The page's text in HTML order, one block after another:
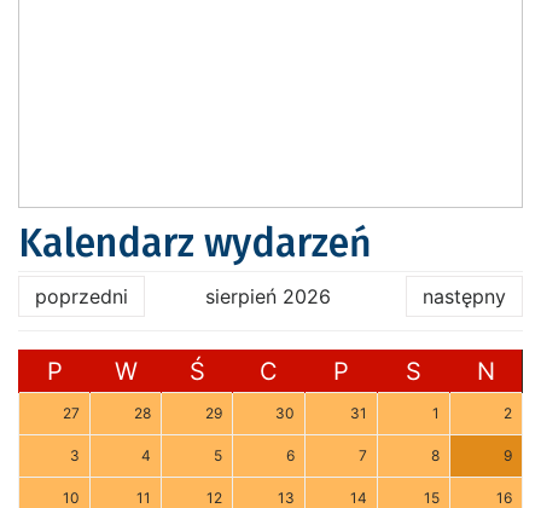
Kalendarz wydarzeń
poprzedni sierpień 2026 następny
P W Ś C P S N
27 28 29 30 31 1 2
3 4 5 6 7 8 9
10 11 12 13 14 15 16